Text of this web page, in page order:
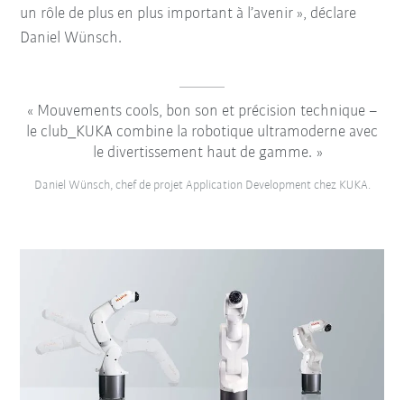
un rôle de plus en plus important à l’avenir », déclare
Daniel Wünsch.
Mouvements cools, bon son et précision technique –
le club_KUKA combine la robotique ultramoderne avec
le divertissement haut de gamme.
Daniel Wünsch, chef de projet Application Development chez KUKA.